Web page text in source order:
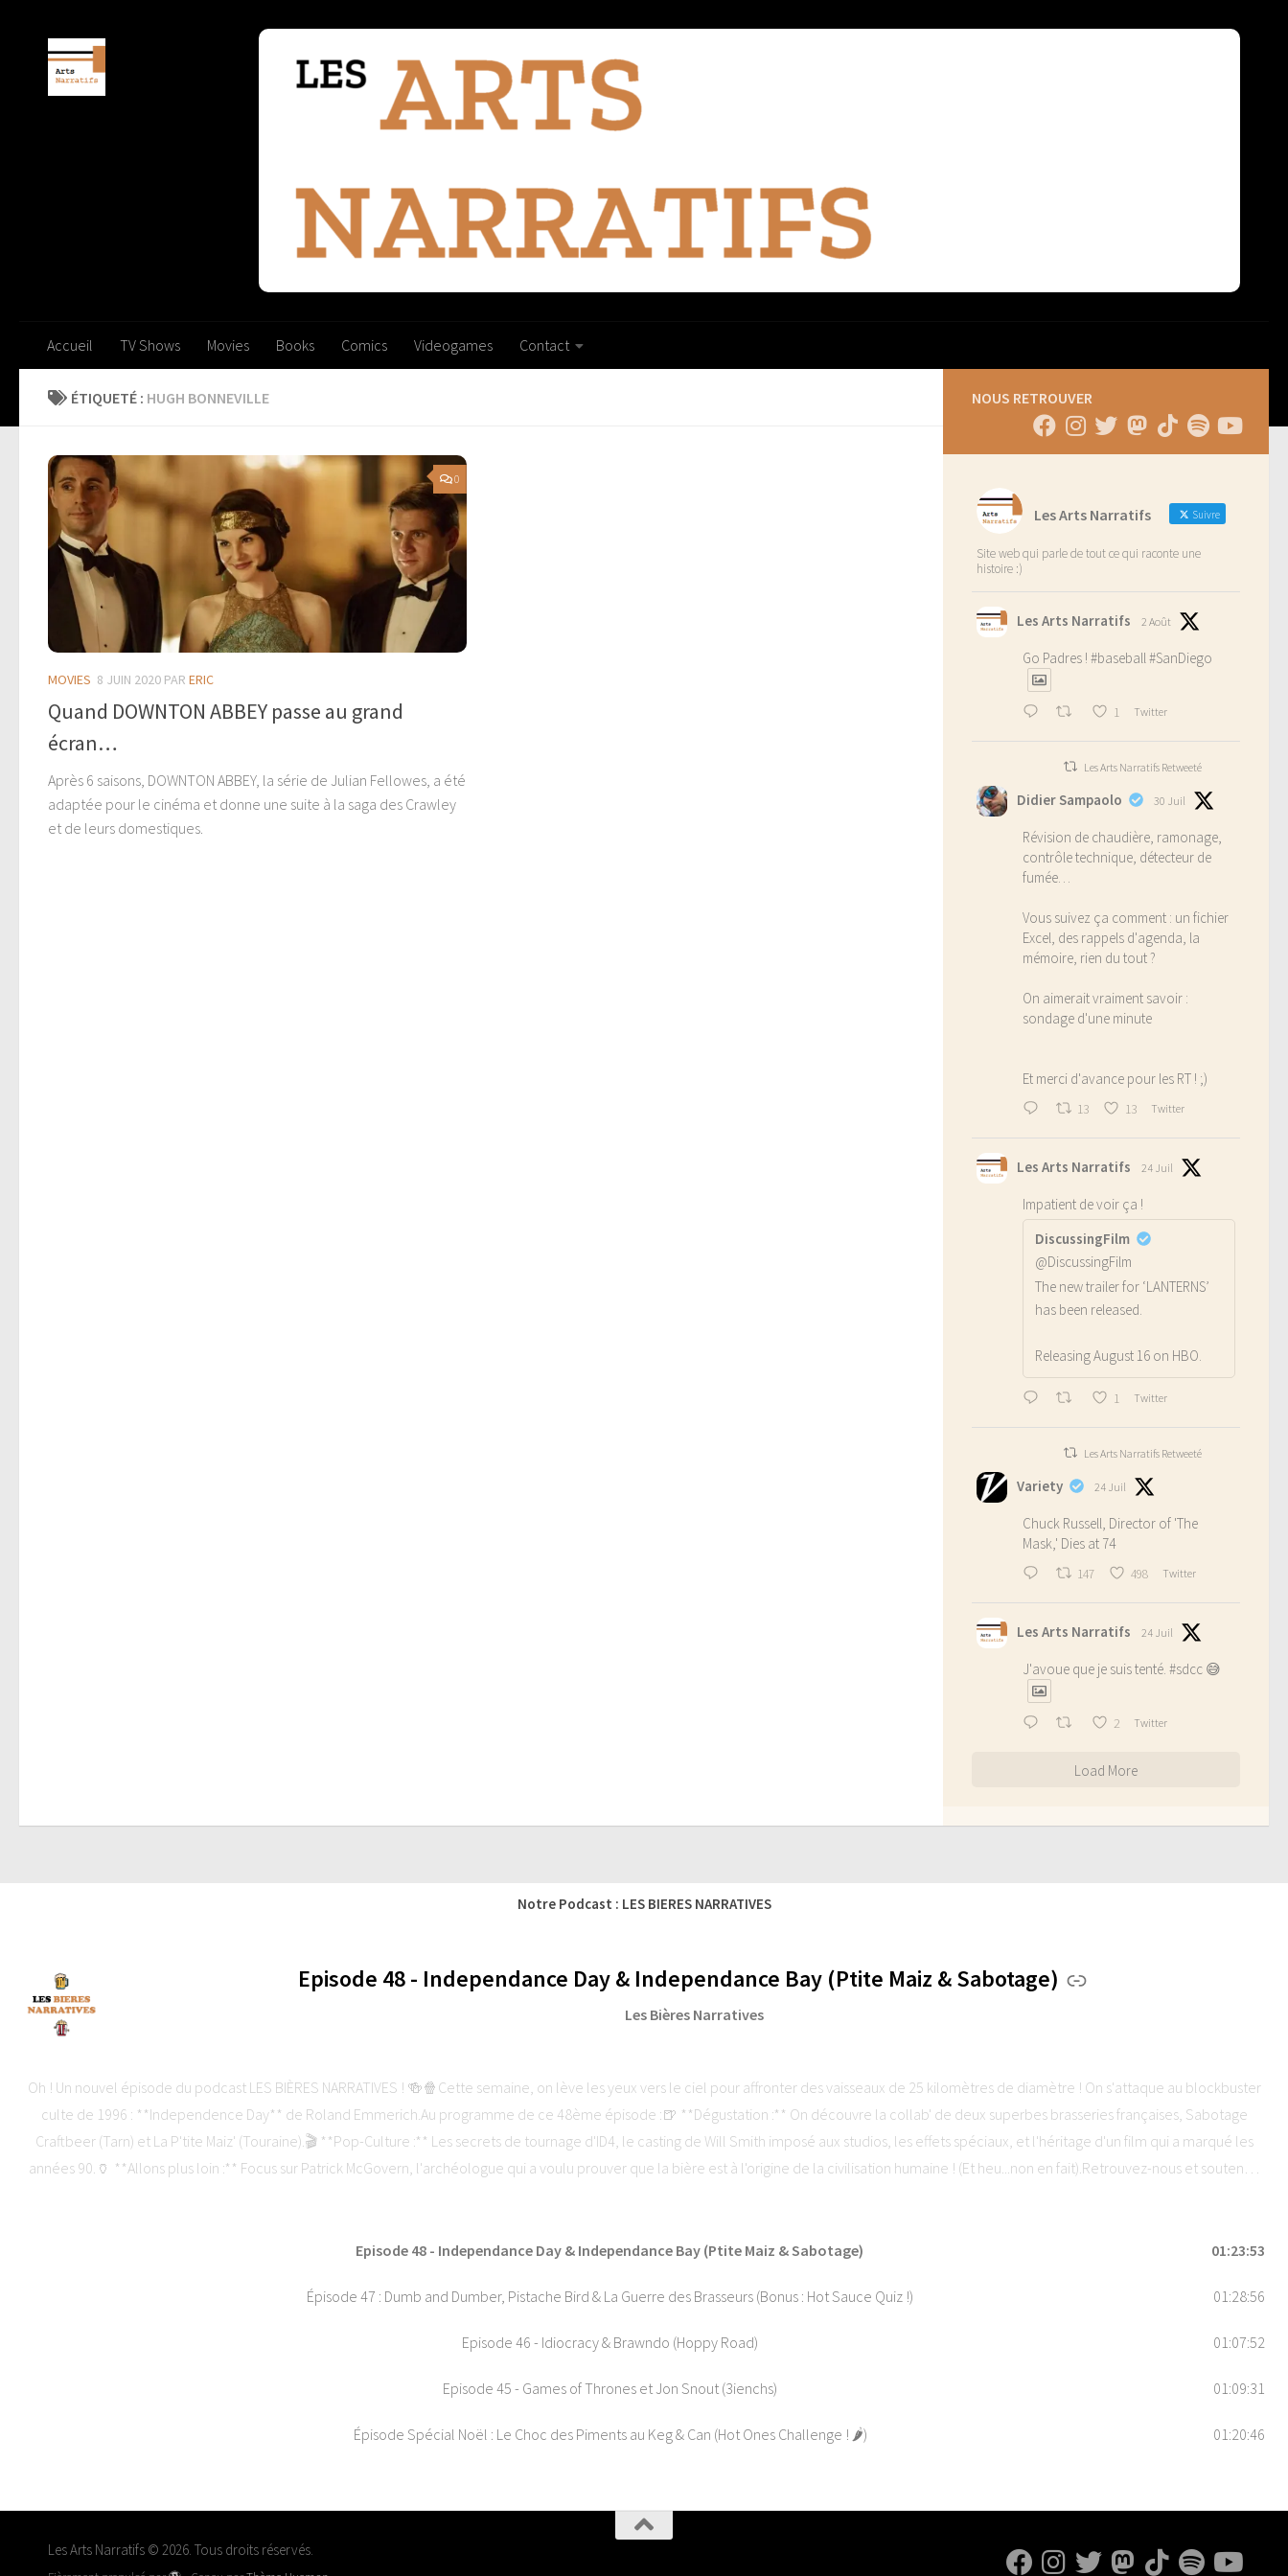
Accueil TV Shows Movies Books Comics Videogames Contact
ÉTIQUETÉ : HUGH BONNEVILLE
0
MOVIES 8 JUIN 2020 PAR ERIC
Quand DOWNTON ABBEY passe au grand
écran…
Après 6 saisons, DOWNTON ABBEY, la série de Julian Fellowes, a été
adaptée pour le cinéma et donne une suite à la saga des Crawley
et de leurs domestiques.
NOUS RETROUVER
Les Arts Narratifs Suivre
Site web qui parle de tout ce qui raconte une
histoire :)
Les Arts Narratifs 2 Août
Go Padres ! #baseball#SanDiego
1 Twitter
Les Arts Narratifs Retweeté
Didier Sampaolo 30 Juil
Révision de chaudière, ramonage,
contrôle technique, détecteur de
fumée…
Vous suivez ça comment : un fichier
Excel, des rappels d'agenda, la
mémoire, rien du tout ?
On aimerait vraiment savoir :
sondage d'une minute
Et merci d'avance pour les RT ! ;)
13 13 Twitter
Les Arts Narratifs 24 Juil
Impatient de voir ça !
DiscussingFilm
@DiscussingFilm
The new trailer for ‘LANTERNS’
has been released.
Releasing August 16 on HBO.
1 Twitter
Les Arts Narratifs Retweeté
Variety 24 Juil
Chuck Russell, Director of 'The
Mask,' Dies at 74
147 498 Twitter
Les Arts Narratifs 24 Juil
J'avoue que je suis tenté. #sdcc 😅
2 Twitter
Load More
Notre Podcast : LES BIERES NARRATIVES
Episode 48 - Independance Day & Independance Bay (Ptite Maiz & Sabotage)
Les Bières Narratives
Oh ! Un nouvel épisode du podcast LES BIÈRES NARRATIVES ! 🍻🍿Cette semaine, on lève les yeux vers le ciel pour affronter des vaisseaux de 25 kilomètres de diamètre ! On s'attaque au blockbuster
culte de 1996 : **Independence Day** de Roland Emmerich.Au programme de ce 48ème épisode :🍺 **Dégustation :** On découvre la collab' de deux superbes brasseries françaises, Sabotage
Craftbeer (Tarn) et La P'tite Maiz' (Touraine).🎬 **Pop-Culture :** Les secrets de tournage d'ID4, le casting de Will Smith imposé aux studios, les effets spéciaux, et l'héritage d'un film qui a marqué les
années 90.🏺 **Allons plus loin :** Focus sur Patrick McGovern, l'archéologue qui a voulu prouver que la bière est à l'origine de la civilisation humaine ! (Et heu...non en fait).Retrouvez-nous et soutenez
Episode 48 - Independance Day & Independance Bay (Ptite Maiz & Sabotage)
01:23:53
Épisode 47 : Dumb and Dumber, Pistache Bird & La Guerre des Brasseurs (Bonus : Hot Sauce Quiz !) 01:28:56
Episode 46 - Idiocracy & Brawndo (Hoppy Road) 01:07:52
Episode 45 - Games of Thrones et Jon Snout (3ienchs) 01:09:31
Épisode Spécial Noël : Le Choc des Piments au Keg & Can (Hot Ones Challenge ! 🌶️) 01:20:46
Les Arts Narratifs © 2026. Tous droits réservés.